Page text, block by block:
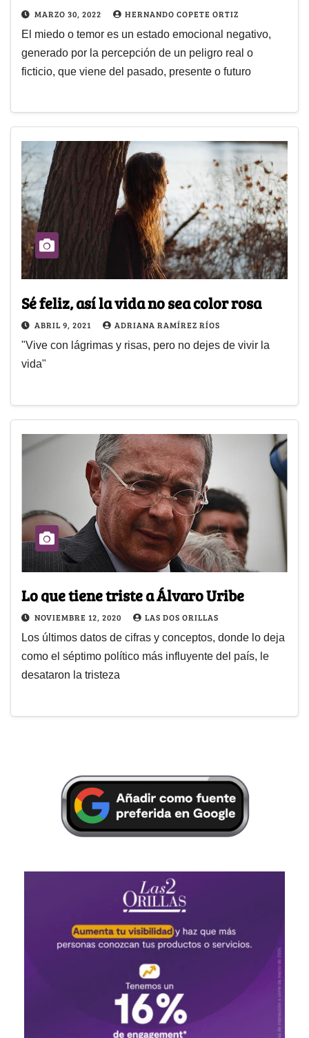
MARZO 30, 2022 HERNANDO COPETE ORTIZ
El miedo o temor es un estado emocional negativo,
generado por la percepción de un peligro real o
ficticio, que viene del pasado, presente o futuro
Sé feliz, así la vida no sea color rosa
ABRIL 9, 2021 ADRIANA RAMÍREZ RÍOS
"Vive con lágrimas y risas, pero no dejes de vivir la
vida"
Lo que tiene triste a Álvaro Uribe
NOVIEMBRE 12, 2020 LAS DOS ORILLAS
Los últimos datos de cifras y conceptos, donde lo deja
como el séptimo político más influyente del país, le
desataron la tristeza